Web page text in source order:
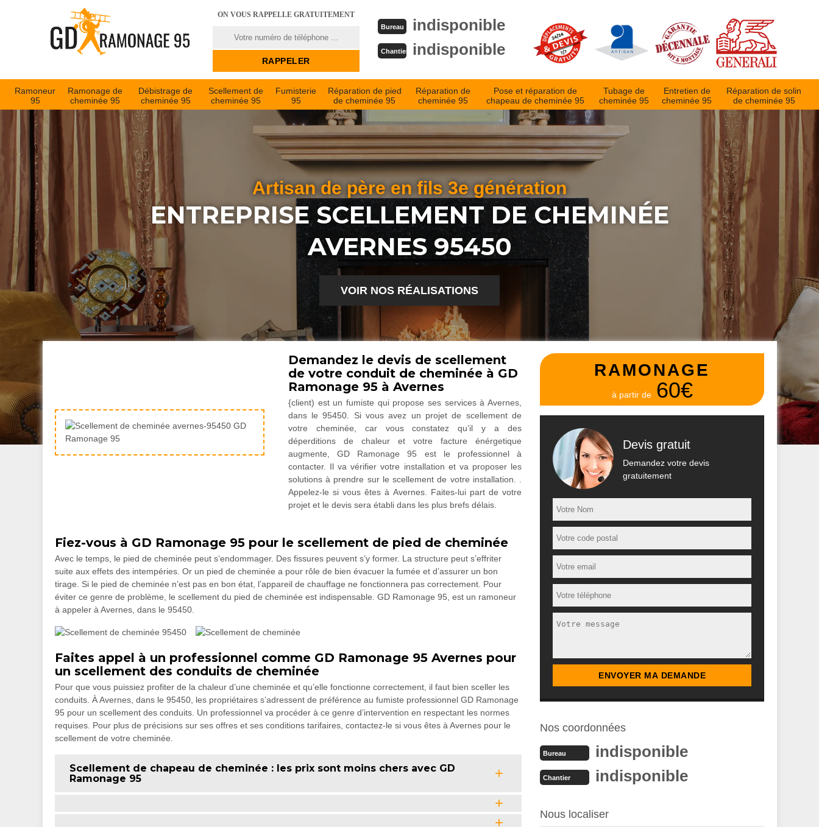
ON VOUS RAPPELLE GRATUITEMENT
Bureau indisponible
Chantier indisponible
Ramoneur
95
Ramonage de
cheminée 95
Débistrage de
cheminée 95
Scellement de
cheminée 95
Fumisterie
95
Réparation de pied
de cheminée 95
Réparation de
cheminée 95
Pose et réparation de
chapeau de cheminée 95
Tubage de
cheminée 95
Entretien de
cheminée 95
Réparation de solin
de cheminée 95
Artisan de père en fils 3e génération
ENTREPRISE SCELLEMENT DE CHEMINÉE
AVERNES 95450
VOIR NOS RÉALISATIONS
Demandez le devis de scellement
de votre conduit de cheminée à GD
Ramonage 95 à Avernes
{client) est un fumiste qui propose ses services à Avernes,
dans le 95450. Si vous avez un projet de scellement de
votre cheminée, car vous constatez qu’il y a des
déperditions de chaleur et votre facture énérgetique
augmente, GD Ramonage 95 est le professionnel à
contacter. Il va vérifier votre installation et va proposer les
solutions à prendre sur le scellement de votre installation. .
Appelez-le si vous êtes à Avernes. Faites-lui part de votre
projet et le devis sera établi dans les plus brefs délais.
Fiez-vous à GD Ramonage 95 pour le scellement de pied de cheminée
Avec le temps, le pied de cheminée peut s’endommager. Des fissures peuvent s’y former. La structure peut s’effriter
suite aux effets des intempéries. Or un pied de cheminée a pour rôle de bien évacuer la fumée et d’assurer un bon
tirage. Si le pied de cheminée n’est pas en bon état, l’appareil de chauffage ne fonctionnera pas correctement. Pour
éviter ce genre de problème, le scellement du pied de cheminée est indispensable. GD Ramonage 95, est un ramoneur
à appeler à Avernes, dans le 95450.
Faites appel à un professionnel comme GD Ramonage 95 Avernes pour
un scellement des conduits de cheminée
Pour que vous puissiez profiter de la chaleur d’une cheminée et qu’elle fonctionne correctement, il faut bien sceller les
conduits. À Avernes, dans le 95450, les propriétaires s’adressent de préférence au fumiste professionnel GD Ramonage
95 pour un scellement des conduits. Un professionnel va procéder à ce genre d’intervention en respectant les normes
requises. Pour plus de précisions sur ses offres et ses conditions tarifaires, contactez-le si vous êtes à Avernes pour le
scellement de votre cheminée.
Scellement de chapeau de cheminée : les prix sont moins chers avec GD
Ramonage 95
RAMONAGE
à partir de 60€
Devis gratuit
Demandez votre devis
gratuitement
Nos coordonnées
Bureau indisponible
Chantier indisponible
Nous localiser